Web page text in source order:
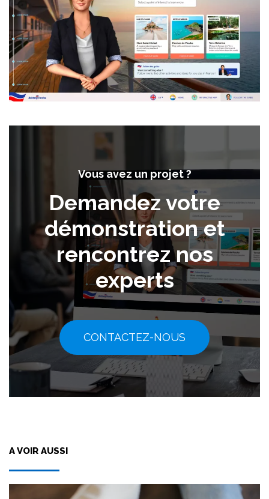
Vous avez un projet ?
Demandez votre
démonstration et
rencontrez nos
experts
CONTACTEZ-NOUS
A VOIR AUSSI